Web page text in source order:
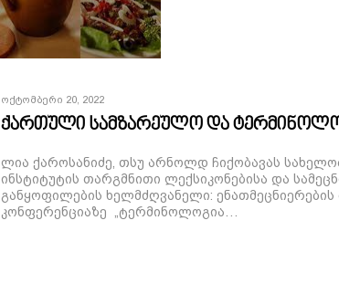
Ოქტომბერი 20, 2022
ქართული სამზარეულო და
ლია ქაროსანიძე, თსუ არნოლდ ჩიქობავას
ინსტიტუტის თარგმნითი ლექსიკონებისა და
განყოფილების ხელმძღვანელი:
კონფერენციაზე „ტერმინოლოგია…